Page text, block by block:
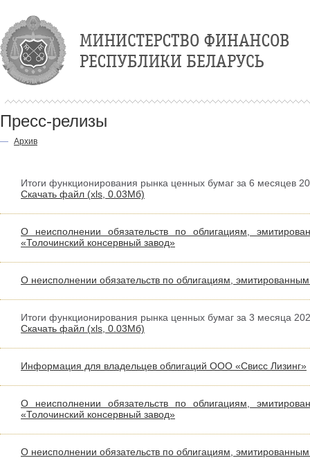
Пресс-релизы
—Архив
Итоги функционирования рынка ценных бумаг за 6 месяцев
Скачать файл (xls, 0.03Мб)
О неисполнении обязательств по облигациям,
«Толочинский консервный завод»
О неисполнении обязательств по облигациям,
Итоги функционирования рынка ценных бумаг за 3 месяца
Скачать файл (xls, 0.03Мб)
Информация для владельцев облигаций ООО «Свисс Лизинг»
О неисполнении обязательств по облигациям,
«Толочинский консервный завод»
О неисполнении обязательств по облигациям,